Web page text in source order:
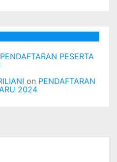
PENDAFTARAN PESERTA
on PENDAFTARAN
2024